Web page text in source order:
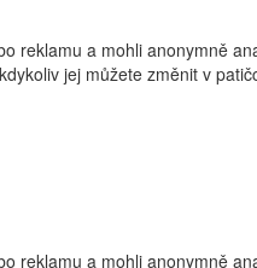
reklamu a mohli anonymně
jej můžete změnit v
reklamu a mohli anonymně